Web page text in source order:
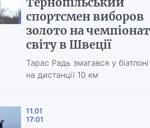
спортсмен виборов
золото на
світу в Швеції
Тарас Радь змагався у біатлоні
на дистанції 10 км
11.01
17:01